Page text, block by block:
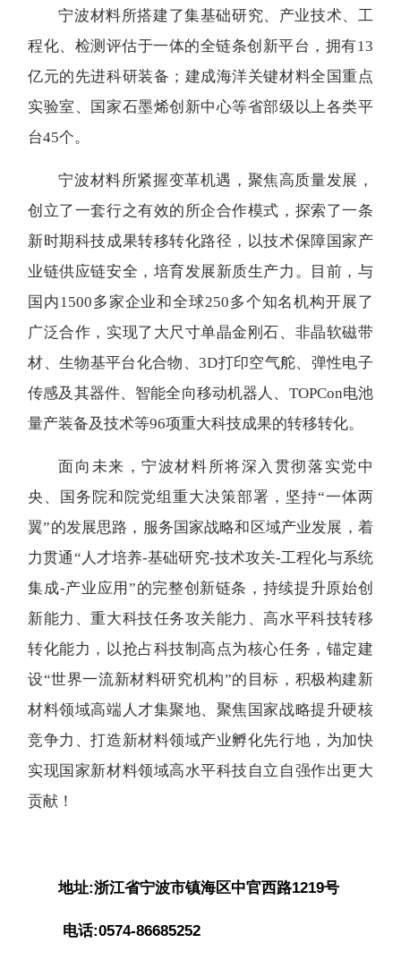
宁波材料所搭建了集基础研究、产业技术、工
程化、检测评估于一体的全链条创新平台，拥有13
亿元的先进科研装备；建成海洋关键材料全国重点
实验室、国家石墨烯创新中心等省部级以上各类平
台45个。
宁波材料所紧握变革机遇，聚焦高质量发展，
创立了一套行之有效的所企合作模式，探索了一条
新时期科技成果转移转化路径，以技术保障国家产
业链供应链安全，培育发展新质生产力。目前，与
国内1500多家企业和全球250多个知名机构开展了
广泛合作，实现了大尺寸单晶金刚石、非晶软磁带
材、生物基平台化合物、3D打印空气舵、弹性电子
传感及其器件、智能全向移动机器人、TOPCon电池
量产装备及技术等96项重大科技成果的转移转化。
面向未来，宁波材料所将深入贯彻落实党中
央、国务院和院党组重大决策部署，坚持“一体两
翼”的发展思路，服务国家战略和区域产业发展，着
力贯通“人才培养-基础研究-技术攻关-工程化与系统
集成-产业应用”的完整创新链条，持续提升原始创
新能力、重大科技任务攻关能力、高水平科技转移
转化能力，以抢占科技制高点为核心任务，锚定建
设“世界一流新材料研究机构”的目标，积极构建新
材料领域高端人才集聚地、聚焦国家战略提升硬核
竞争力、打造新材料领域产业孵化先行地，为加快
实现国家新材料领域高水平科技自立自强作出更大
贡献！
地址:浙江省宁波市镇海区中官西路1219号
电话:0574-86685252